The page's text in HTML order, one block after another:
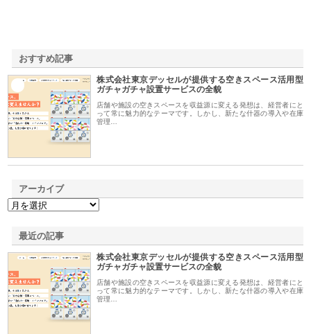
おすすめ記事
株式会社東京デッセルが提供する空きスペース活用型
ガチャガチャ設置サービスの全貌
店舗や施設の空きスペースを収益源に変える発想は、経営者にと
って常に魅力的なテーマです。しかし、新たな什器の導入や在庫
管理…
アーカイブ
最近の記事
株式会社東京デッセルが提供する空きスペース活用型
ガチャガチャ設置サービスの全貌
店舗や施設の空きスペースを収益源に変える発想は、経営者にと
って常に魅力的なテーマです。しかし、新たな什器の導入や在庫
管理…